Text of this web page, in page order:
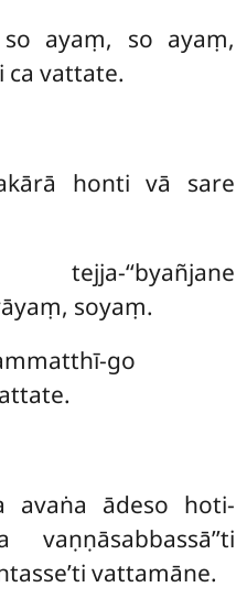
ayaṃ, so ayaṃ,
ca vattate.
honti vā sare
‘‘byañjane
soyaṃ.
go
avaṅa ādeso hoti-
vaṇṇāsabbassā’’ti
vattamāne.